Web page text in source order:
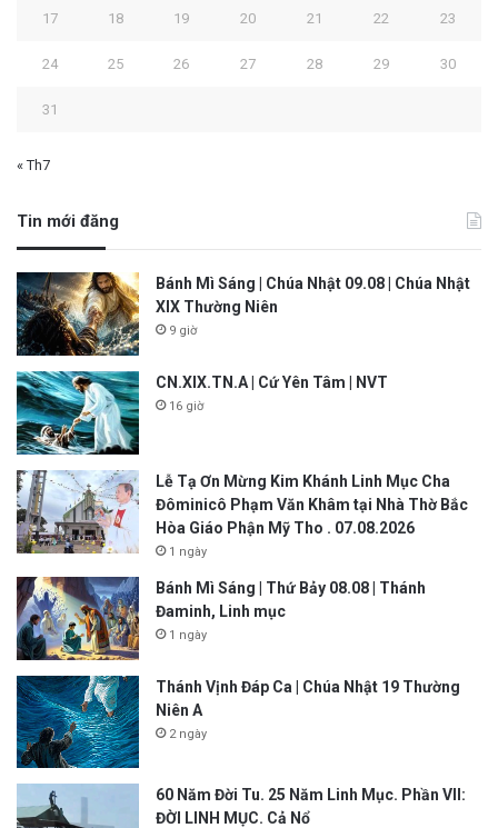
17 18 19 20 21 22 23
24 25 26 27 28 29 30
31
« Th7
Tin mới đăng
Bánh Mì Sáng | Chúa Nhật 09.08 | Chúa Nhật
XIX Thường Niên
9 giờ
CN.XIX.TN.A | Cứ Yên Tâm | NVT
16 giờ
Lễ Tạ Ơn Mừng Kim Khánh Linh Mục Cha
Đôminicô Phạm Văn Khâm tại Nhà Thờ Bắc
Hòa Giáo Phận Mỹ Tho . 07.08.2026
1 ngày
Bánh Mì Sáng | Thứ Bảy 08.08 | Thánh
Đaminh, Linh mục
1 ngày
Thánh Vịnh Đáp Ca | Chúa Nhật 19 Thường
Niên A
2 ngày
60 Năm Đời Tu. 25 Năm Linh Mục. Phần VII:
ĐỜI LINH MỤC. Cả Nổ